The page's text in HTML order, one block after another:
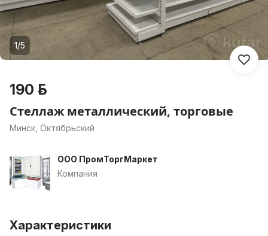
1/5
190 р.
Стеллаж металлический, торговые
Минск, Октябрьский
ООО ПромТоргМаркет
Компания
Характеристики